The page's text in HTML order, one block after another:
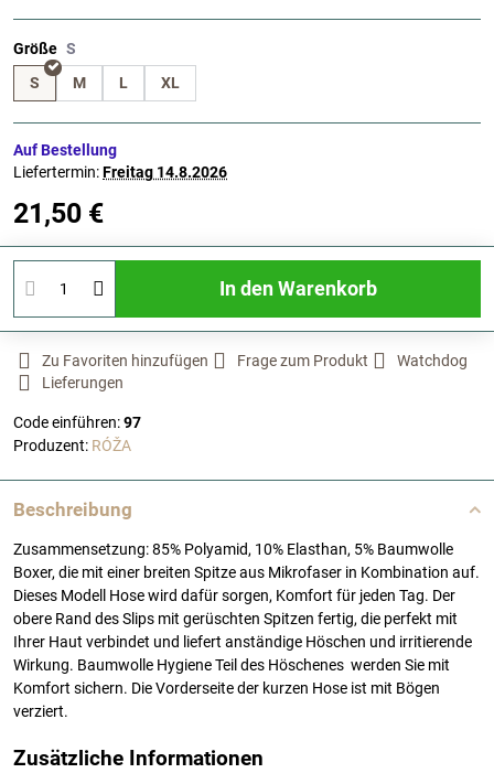
Größe
S
M L XL
Auf Bestellung
Liefertermin:Freitag 14.8.2026
21,50 €
In den Warenkorb
Zu Favoriten hinzufügen Frage zum Produkt
Watchdog
Lieferungen
Code einführen:97
Produzent: RÓŽA
Beschreibung
Zusammensetzung: 85% Polyamid, 10% Elasthan, 5% Baumwolle
Boxer, die mit einer breiten Spitze aus Mikrofaser in Kombination auf.
Dieses Modell Hose wird dafür sorgen, Komfort für jeden Tag. Der
obere Rand des Slips mit gerüschten Spitzen fertig, die perfekt mit
Ihrer Haut verbindet und liefert anständige Höschen und irritierende
Wirkung. Baumwolle Hygiene Teil des Höschenes werden Sie mit
Komfort sichern. Die Vorderseite der kurzen Hose ist mit Bögen
verziert.
Zusätzliche Informationen